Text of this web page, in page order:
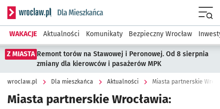
Serwis informacyjny wroclaw.pl podserwis: Dla mieszkańca
WAKACJE Aktualności Komunikaty Bezpieczny Wrocław
Z MIASTA Remont torów na Stawowej i Peronowej. Od 8 sierpnia
zmiany dla kierowców i pasażerów MPK
wroclaw.pl Dla mieszkańca Aktualności Miasta partnerskie
Miasta partnerskie Wrocławia: